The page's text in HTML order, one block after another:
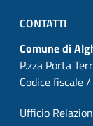
CONTATTI
Comune di
P.zza Porta
Codice fiscale
Ufficio